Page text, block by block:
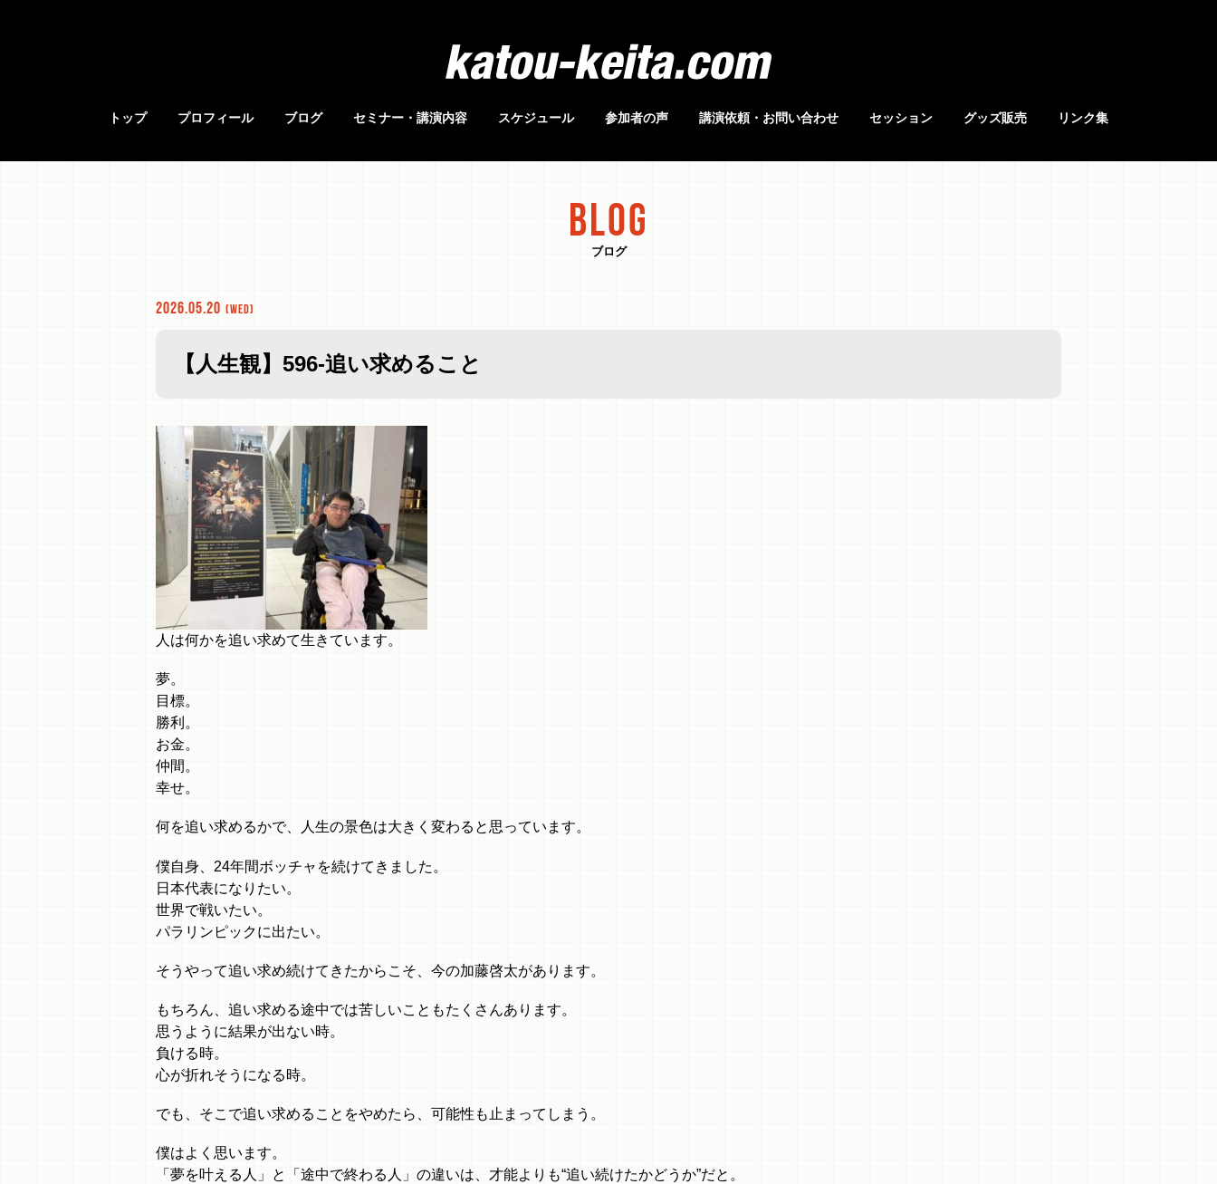
トップ プロフィール ブログ セミナー・講演内容 スケジュール 参加者の声 講演依頼・お問い合わせ セッション グッズ販売 リンク集
BLOG
ブログ
2026.05.20 (Wed)
【人生観】596-追い求めること
人は何かを追い求めて生きています。
夢。
目標。
勝利。
お金。
仲間。
幸せ。
何を追い求めるかで、人生の景色は大きく変わると思っています。
僕自身、24年間ボッチャを続けてきました。
日本代表になりたい。
世界で戦いたい。
パラリンピックに出たい。
そうやって追い求め続けてきたからこそ、今の加藤啓太があります。
もちろん、追い求める途中では苦しいこともたくさんあります。
思うように結果が出ない時。
負ける時。
心が折れそうになる時。
でも、そこで追い求めることをやめたら、可能性も止まってしまう。
僕はよく思います。
「夢を叶える人」と「途中で終わる人」の違いは、才能よりも“追い続けたかどうか”だと。